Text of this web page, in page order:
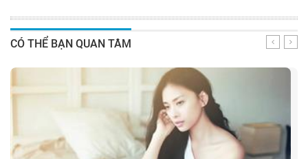
CÓ THỂ BẠN QUAN TÂM